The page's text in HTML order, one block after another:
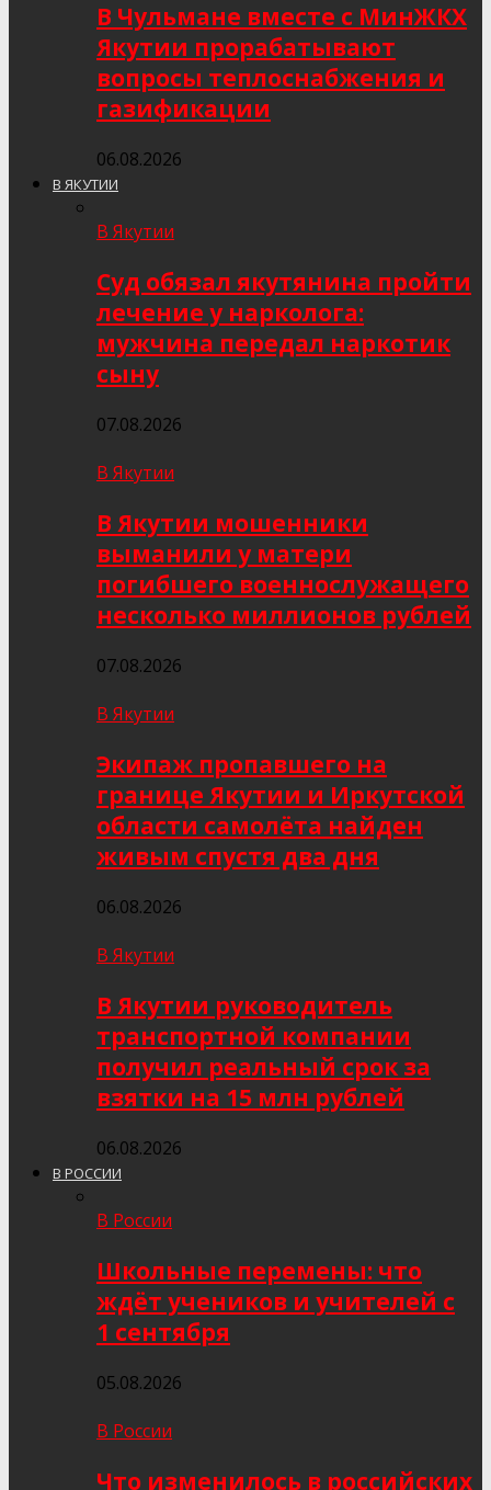
В Чульмане вместе с МинЖКХ
Якутии прорабатывают
вопросы теплоснабжения и
газификации
06.08.2026
В ЯКУТИИ
В Якутии
Суд обязал якутянина пройти
лечение у нарколога:
мужчина передал наркотик
сыну
07.08.2026
В Якутии
В Якутии мошенники
выманили у матери
погибшего военнослужащего
несколько миллионов рублей
07.08.2026
В Якутии
Экипаж пропавшего на
границе Якутии и Иркутской
области самолёта найден
живым спустя два дня
06.08.2026
В Якутии
В Якутии руководитель
транспортной компании
получил реальный срок за
взятки на 15 млн рублей
06.08.2026
В РОССИИ
В России
Школьные перемены: что
ждёт учеников и учителей с
1 сентября
05.08.2026
В России
Что изменилось в российских